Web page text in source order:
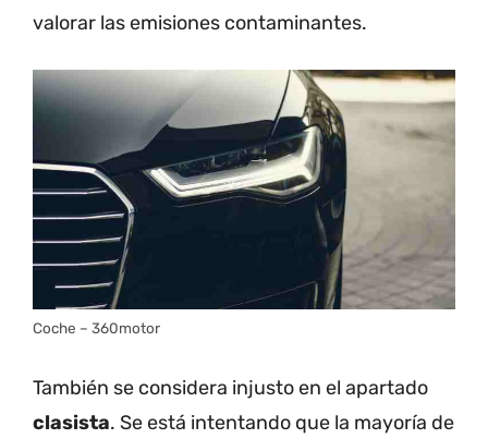
valorar las emisiones contaminantes.
Coche – 360motor
También se considera injusto en el apartado
clasista. Se está intentando que la mayoría de